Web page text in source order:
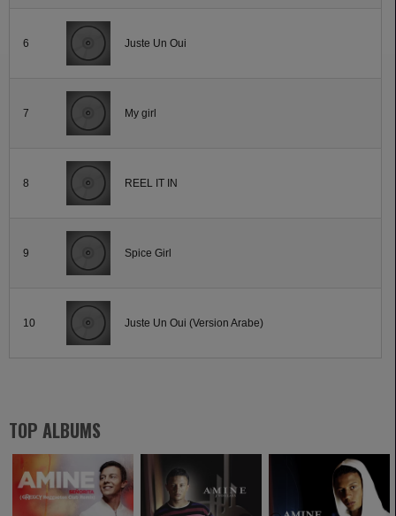
6 Juste Un Oui
7 My girl
8 REEL IT IN
9 Spice Girl
10 Juste Un Oui (Version Arabe)
TOP ALBUMS